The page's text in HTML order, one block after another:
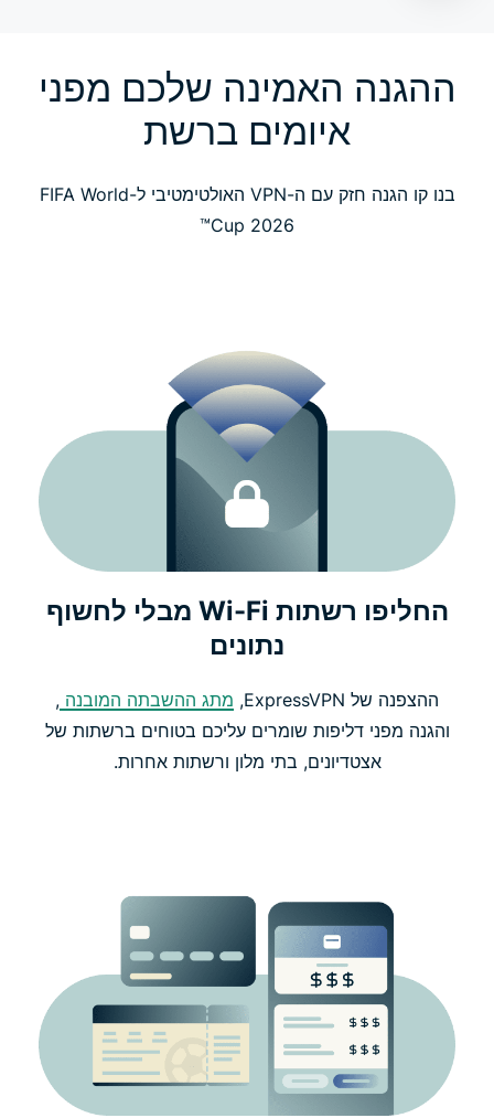
חוות דעת של האוהדים שלנו ברחבי העולם
ההגנה האמינה שלכם מפני
איומים ברשת
בנו קו הגנה חזק עם ה-VPN האולטימטיבי ל-FIFA World
Cup 2026™
החליפו רשתות Wi-Fi מבלי לחשוף
נתונים
ההצפנה של ExpressVPN, מתג ההשבתה המובנה ,
והגנה מפני דליפות שומרים עליכם בטוחים ברשתות של
אצטדיונים, בתי מלון ורשתות אחרות.